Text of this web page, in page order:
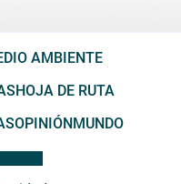
AMBIENTE
HOJA DE RUTA
OPINIÓNMUNDO